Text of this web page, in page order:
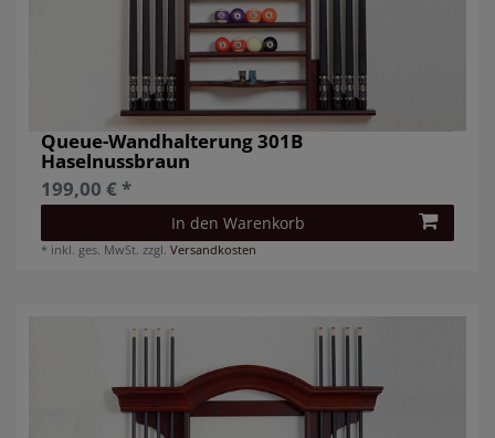
Queue-Wandhalterung 301B
Haselnussbraun
199,00 € *
In den Warenkorb
* inkl. ges. MwSt. zzgl.Versandkosten